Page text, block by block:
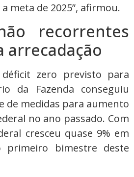
meta de 2025”, afirmou.
recorrentes
arrecadação
zero previsto para
da Fazenda conseguiu
de medidas para aumento
no ano passado. Com
cresceu quase 9% em
primeiro bimestre deste